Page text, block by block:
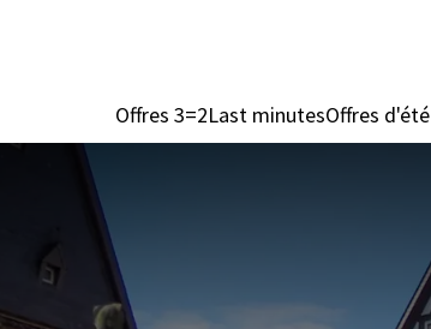
Offres 3=2Last minutesOffres d'été